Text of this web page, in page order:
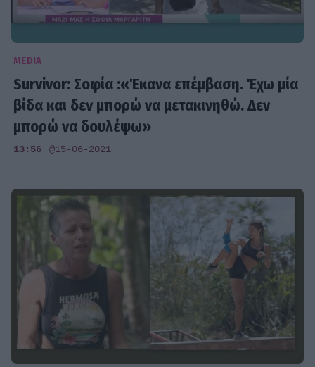
MEDIA
Survivor: Σοφία :«Έκανα επέμβαση. Έχω μία
βίδα και δεν μπορώ να μετακινηθώ. Δεν
μπορώ να δουλέψω»
13:56 @15-06-2021